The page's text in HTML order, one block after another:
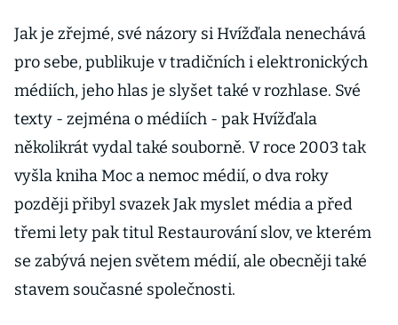
Jak je zřejmé, své názory si Hvížďala nenechává
pro sebe, publikuje v tradičních i elektronických
médiích, jeho hlas je slyšet také v rozhlase. Své
texty - zejména o médiích - pak Hvížďala
několikrát vydal také souborně. V roce 2003 tak
vyšla kniha Moc a nemoc médií, o dva roky
později přibyl svazek Jak myslet média a před
třemi lety pak titul Restaurování slov, ve kterém
se zabývá nejen světem médií, ale obecněji také
stavem současné společnosti.